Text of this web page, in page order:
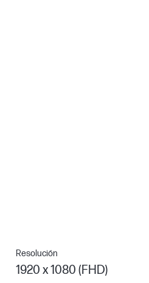
Resolución
1920 x 1080 (FHD)